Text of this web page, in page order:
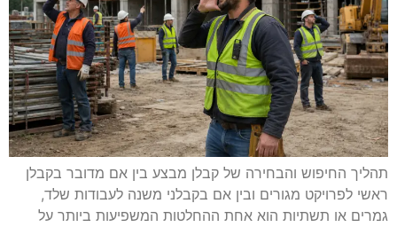
תהליך החיפוש והבחירה של קבלן מבצע בין אם מדובר בקבלן
ראשי לפרויקט מגורים ובין אם בקבלני משנה לעבודות שלד,
גמרים או תשתיות הוא אחת ההחלטות המשפיעות ביותר על